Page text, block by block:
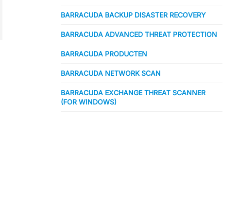
BARRACUDA BACKUP DISASTER RECOVERY
BARRACUDA ADVANCED THREAT PROTECTION
BARRACUDA PRODUCTEN
BARRACUDA NETWORK SCAN
BARRACUDA EXCHANGE THREAT SCANNER
(FOR WINDOWS)